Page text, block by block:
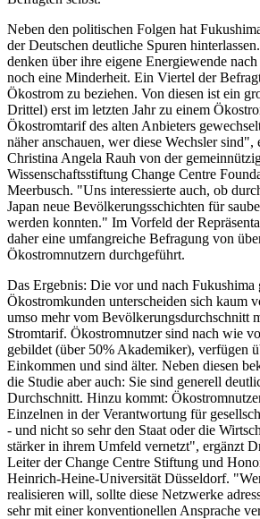
Neben den politischen Folgen hat
der Deutschen deutliche Spuren
denken über ihre eigene Energiewende
noch eine Minderheit. Ein Viertel der
Ökostrom zu beziehen. Von diesen ist ein
Drittel) erst im letzten Jahr zu einem
Ökostromtarif des alten Anbieters
näher anschauen, wer diese Wechsler
Christina Angela Rauh von der
Wissenschaftsstiftung Change Centre
Meerbusch. "Uns interessierte auch, ob
Japan neue Bevölkerungsschichten für
werden konnten." Im Vorfeld der
daher eine umfangreiche Befragung von
Ökostromnutzern durchgeführt.
Das Ergebnis: Die vor und nach Fukushima
Ökostromkunden unterscheiden sich kaum
umso mehr vom Bevölkerungsdurchschnitt
Stromtarif. Ökostromnutzer sind nach wie
gebildet (über 50% Akademiker), verfügen
Einkommen und sind älter. Neben diesen
die Studie aber auch: Sie sind generell
Durchschnitt. Hinzu kommt:
Einzelnen in der Verantwortung für
- und nicht so sehr den Staat oder die
stärker in ihrem Umfeld vernetzt", ergänzt
Leiter der Change Centre Stiftung und
Heinrich-Heine-Universität Düsseldorf.
realisieren will, sollte diese Netzwerke
sehr mit einer konventionellen Ansprache